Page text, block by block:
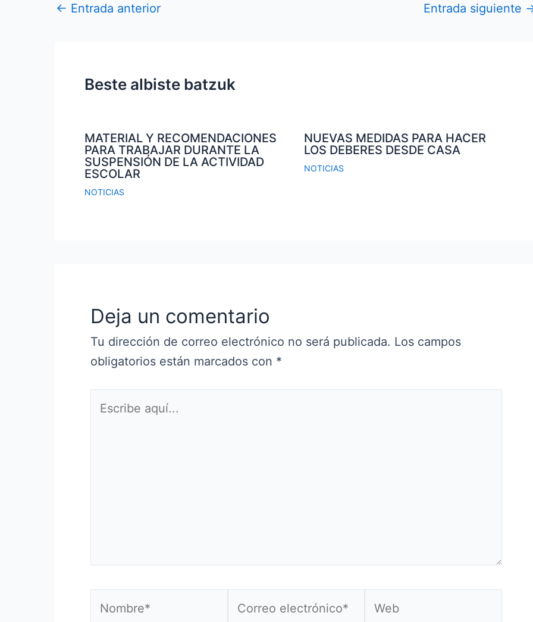
← Entrada anterior Entrada siguiente
Beste albiste batzuk
MATERIAL Y RECOMENDACIONES
PARA TRABAJAR DURANTE LA
SUSPENSIÓN DE LA ACTIVIDAD
ESCOLAR
NOTICIAS
NUEVAS MEDIDAS PARA HACER
LOS DEBERES DESDE CASA
NOTICIAS
Deja un comentario
Tu dirección de correo electrónico no será publicada. Los campos
obligatorios están marcados con *
aquí...
electrónico*